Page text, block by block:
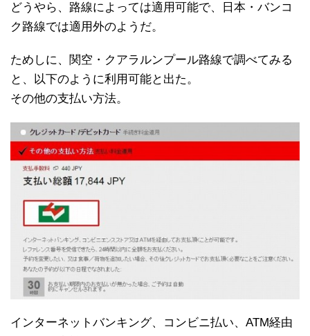
どうやら、路線によっては適用可能で、日本・バンコ
ク路線では適用外のようだ。
ためしに、関空・クアラルンプール路線で調べてみる
と、以下のように利用可能と出た。
その他の支払い方法。
インターネットバンキング、コンビニ払い、ATM経由